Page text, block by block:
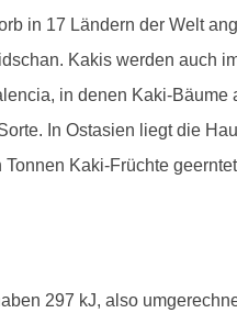
in 17 Ländern der Welt
Kakis werden auch
in denen Kaki-
In Ostasien liegt die
Kaki-Früchte
297 kJ, also